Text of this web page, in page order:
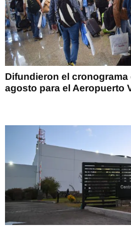
Difundieron el cronograma
agosto para el Aeropuerto